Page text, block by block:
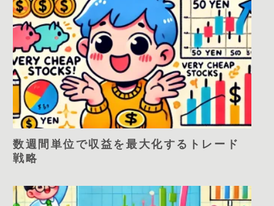
数週間単位で収益を最大化するトレード
戦略